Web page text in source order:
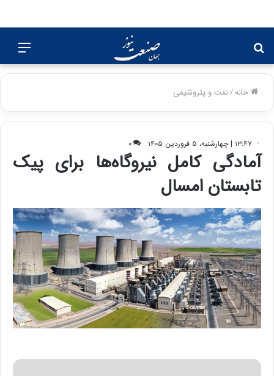
برای
خانه/نفت و پتروشیمی
۱۳:۴۷ | چهارشنبه، ۵ فروردین ۱۴۰۵ ۰
آمادگی کامل نیروگاه‌ها برای پیک
تابستان امسال